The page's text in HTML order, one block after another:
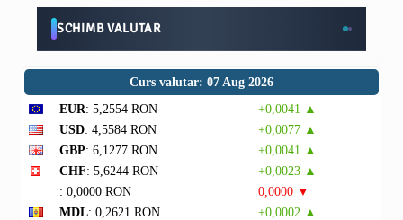
SCHIMB VALUTAR
Curs valutar: 07 Aug 2026
EUR: 5,2554 RON
+0,0041 ▲
USD: 4,5584 RON
+0,0077 ▲
GBP: 6,1277 RON
+0,0041 ▲
CHF: 5,6244 RON
+0,0023 ▲
: 0,0000 RON
0,0000 ▼
MDL: 0,2621 RON
+0,0002 ▲